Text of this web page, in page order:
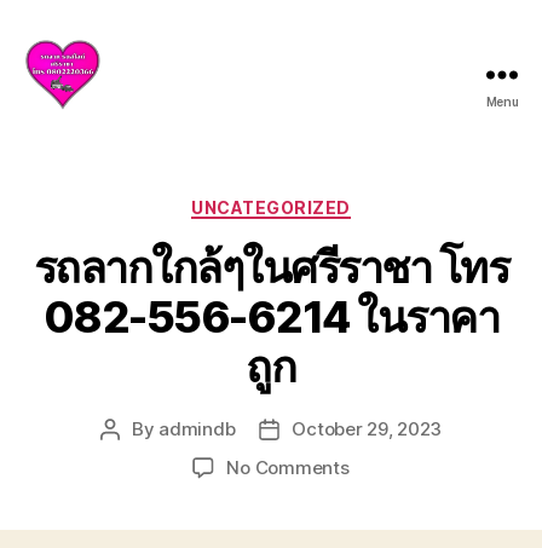
ชลบุรี
ให้
บริการ
ครบ
Menu
Categories
UNCATEGORIZED
รถลากใกล้ๆในศรีราชา โทร
082-556-6214 ในราคา
ถูก
Post
By admindb
PostOctober 29, 2023
No Commentson